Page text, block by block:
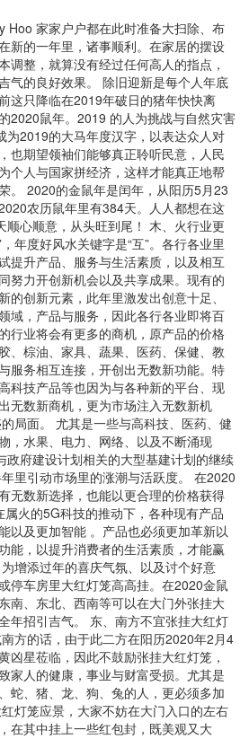
Hoo 家家户户都在此时准备大扫除、布
新的一年里，诸事顺利。在家居的摆设
调整，就算没有经过任何高人的指点，
气的良好效果。 除旧迎新是每个人年底
这只降临在2019年破日的猪年快快离
2020鼠年。2019 的人为挑战与自然灾害
为2019的大马年度汉字，以表达众人对
也期望领袖们能够真正聆听民意，人民
个人与国家拼经济，这样才能真正地帮
。 2020的金鼠年是闰年，从阳历5月23
农历鼠年里有384天。人人都想在这
顺心顺意，从头旺到尾！ 木、火行业更
年度好风水关键字是“互”。各行各业里
提升产品、服务与生活素质，以及相互
努力开创新机会以及共享成果。现有的
的创新元素，此年里激发出创意十足、
域，产品与服务，因此各行各业即将百
行业将会有更多的商机，原产品的价格
、棕油、家具、蔬果、医药、保健、教
服务相互连接，开创出无数新功能。特
科技产品等也因为与各种新的平台、现
无数新商机，更为市场注入无数新机
局面。 尤其是一些与高科技、医药、健
，水果、电力、网络、以及不断涌现
政府建设计划相关的大型基建计划的继续
里引动市场里的涨潮与活跃度。 在2020
无数新选择，也能以更合理的价格获得
火的5G科技的推动下，各种现有产品
以及更加智能 。产品也必须更加革新以
能，以提升消费者的生活素质，才能赢
增添过年的喜庆气氛、以及讨个好意
停车房里大红灯笼高高挂。在2020金鼠
南、东北、西南等可以在大门外张挂大
年招引吉气。 东、南方不宜张挂大红灯
方的话，由于此二方在阳历2020年2月4
凶星莅临，因此不鼓励张挂大红灯笼，
家人的健康，事业与财富受损。尤其是
蛇、猪、龙、狗、兔的人，更必须多加
灯笼应景，大家不妨在大门入口的左右
在其中挂上一些红包封，既美观又大